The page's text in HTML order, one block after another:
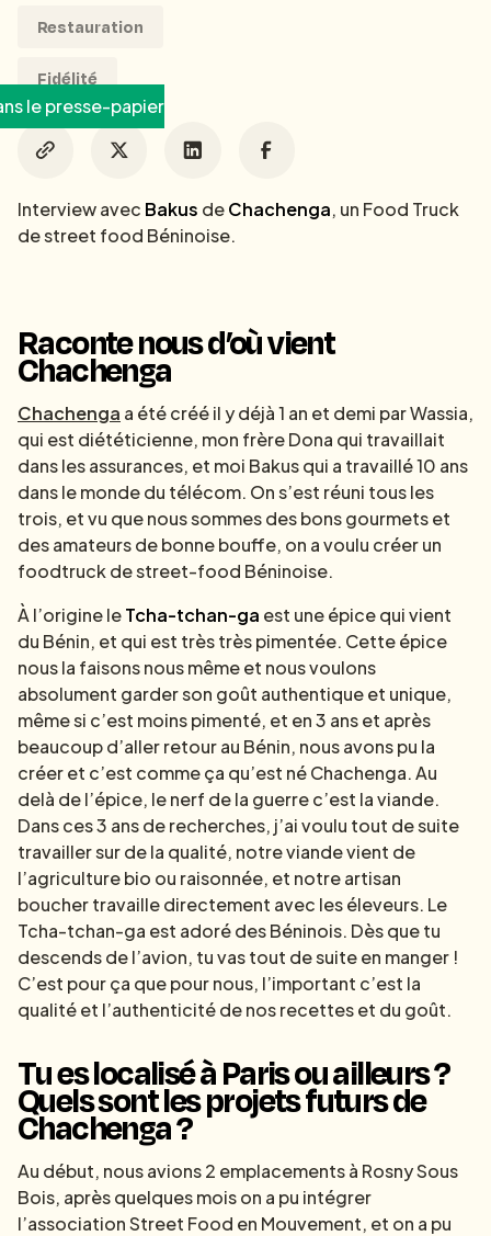
Restauration
Fidélité
le presse-papier
Interview avec Bakus deChachenga, un Food Truck
de street food Béninoise.
Raconte nous d’où vient
Chachenga
Chachenga a été créé il y déjà 1 an et demi par Wassia,
qui est diététicienne, mon frère Dona qui travaillait
dans les assurances, et moi Bakus qui a travaillé 10 ans
dans le monde du télécom. On s’est réuni tous les
trois, et vu que nous sommes des bons gourmets et
des amateurs de bonne bouffe, on a voulu créer un
foodtruck de street-food Béninoise.
À l’origine leTcha-tchan-ga est une épice qui vient
du Bénin, et qui est très très pimentée. Cette épice
nous la faisons nous même et nous voulons
absolument garder son goût authentique et unique,
même si c’est moins pimenté, et en 3 ans et après
beaucoup d’aller retour au Bénin, nous avons pu la
créer et c’est comme ça qu’est né Chachenga. Au
delà de l’épice, le nerf de la guerre c’est la viande.
Dans ces 3 ans de recherches, j’ai voulu tout de suite
travailler sur de la qualité, notre viande vient de
l’agriculture bio ou raisonnée, et notre artisan
boucher travaille directement avec les éleveurs. Le
Tcha-tchan-ga est adoré des Béninois. Dès que tu
descends de l’avion, tu vas tout de suite en manger !
C’est pour ça que pour nous, l’important c’est la
qualité et l’authenticité de nos recettes et du goût.
Tu es localisé à Paris ou ailleurs ?
Quels sont les projets futurs de
Chachenga ?
Au début, nous avions 2 emplacements à Rosny Sous
Bois, après quelques mois on a pu intégrer
l’association Street Food en Mouvement, et on a pu